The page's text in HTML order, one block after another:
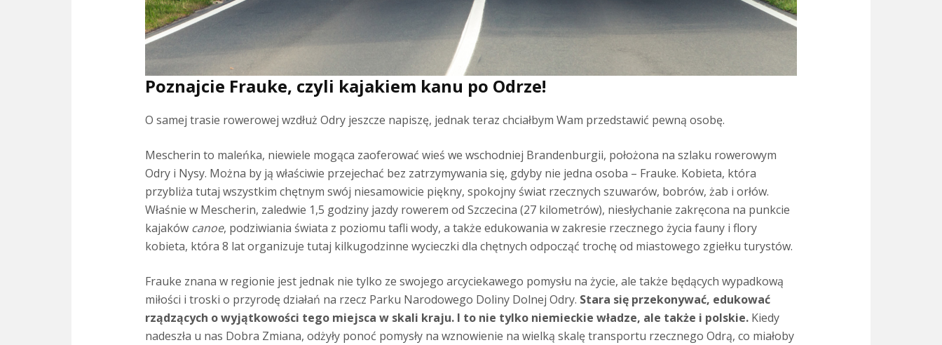
Poznajcie Frauke, czyli kajakiem kanu po Odrze!
O samej trasie rowerowej wzdłuż Odry jeszcze napiszę, jednak teraz chciałbym Wam przedstawić pewną osobę.
Mescherin to maleńka, niewiele mogąca zaoferować wieś we wschodniej Brandenburgii, położona na szlaku rowerowym
Odry i Nysy. Można by ją właściwie przejechać bez zatrzymywania się, gdyby nie jedna osoba – Frauke. Kobieta, która
przybliża tutaj wszystkim chętnym swój niesamowicie piękny, spokojny świat rzecznych szuwarów, bobrów, żab i orłów.
Właśnie w Mescherin, zaledwie 1,5 godziny jazdy rowerem od Szczecina (27 kilometrów), niesłychanie zakręcona na punkcie
kajaków canoe, podziwiania świata z poziomu tafli wody, a także edukowania w zakresie rzecznego życia fauny i flory
kobieta, która 8 lat organizuje tutaj kilkugodzinne wycieczki dla chętnych odpocząć trochę od miastowego zgiełku turystów.
Frauke znana w regionie jest jednak nie tylko ze swojego arcyciekawego pomysłu na życie, ale także będących wypadkową
miłości i troski o przyrodę działań na rzecz Parku Narodowego Doliny Dolnej Odry. Stara się przekonywać, edukować
rządzących o wyjątkowości tego miejsca w skali kraju. I to nie tylko niemieckie władze, ale także i polskie. Kiedy
nadeszła u nas Dobra Zmiana, odżyły ponoć pomysły na wznowienie na wielką skalę transportu rzecznego Odrą, co miałoby